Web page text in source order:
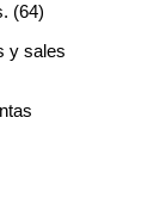
(64)
y sales